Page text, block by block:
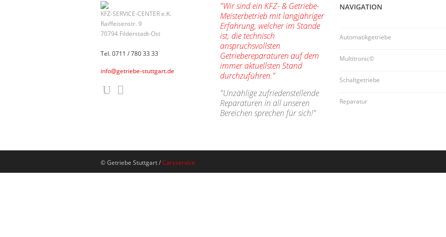
KFZ-SERVICE-CENTER e.K.
Raiffeisenstr. 9
70794 Filderstadt-Ost
Tel. 0711 / 780 33 33
info@getriebe-stuttgart.de
"Wir sind ein KFZ- & Getriebe-
Meisterbetrieb mit langjähriger
Erfahrung, welcher im Stande
ist, die technisch
anspruchsvollsten
Getriebereparaturen auf dem
immer aktuellsten Stand
durchzuführen."
"Unzählige zufriedenstellende
Reparaturen in all unseren
Bereichen sprechen für sich!"
NAVIGATION
Automatikgetriebe
Multitronic©
Schaltgetriebe
Reparatur
© Getriebe Stuttgart /Carsservice